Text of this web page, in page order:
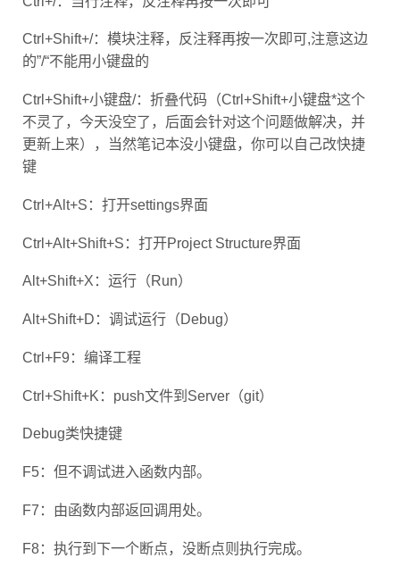
Ctrl+Shift+/：模块注释，反注释再按一次即可,注意这边
的”/“不能用小键盘的
Ctrl+Shift+小键盘/：折叠代码（Ctrl+Shift+小键盘*这个
不灵了，今天没空了，后面会针对这个问题做解决，并
更新上来），当然笔记本没小键盘，你可以自己改快捷
键
Ctrl+Alt+S：打开settings界面
Ctrl+Alt+Shift+S：打开Project Structure界面
Alt+Shift+X：运行（Run）
Alt+Shift+D：调试运行（Debug）
Ctrl+F9：编译工程
Ctrl+Shift+K：push文件到Server（git）
Debug类快捷键
F5：但不调试进入函数内部。
F7：由函数内部返回调用处。
F8：执行到下一个断点，没断点则执行完成。